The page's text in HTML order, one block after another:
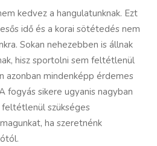
kedvez a hangulatunknak. Ezt
idő és a korai sötétedés nem
Sokan nehezebben is állnak
, hisz sportolni sem feltétlenül
azonban mindenképp érdemes
fogyás sikere ugyanis nagyban
szükséges
ha szeretnénk